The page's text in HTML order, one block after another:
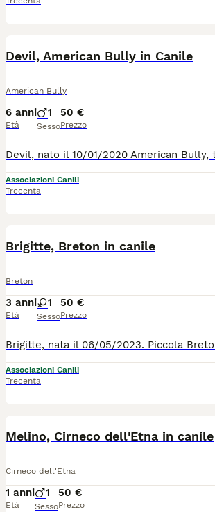
Devil, American Bully in Canile
American Bully
6 anni
Età
1
Sesso
50 €
Prezzo
Associazioni Canili
Trecenta
Brigitte, Breton in canile
Breton
3 anni
Età
1
Sesso
50 €
Prezzo
Associazioni Canili
Trecenta
Melino, Cirneco dell'Etna in canile
Cirneco dell'Etna
1 anni
Età
1
Sesso
50 €
Prezzo